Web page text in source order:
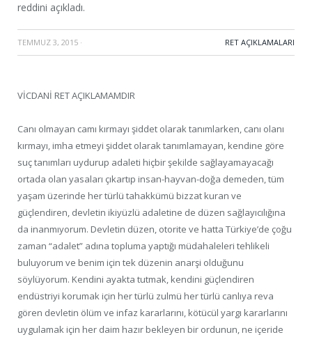
reddini açıkladı.
TEMMUZ 3, 2015 · RET AÇIKLAMALARI
VİCDANİ RET AÇIKLAMAMDIR
Canı olmayan camı kırmayı şiddet olarak tanımlarken, canı olanı
kırmayı, imha etmeyi şiddet olarak tanımlamayan, kendine göre
suç tanımları uydurup adaleti hiçbir şekilde sağlayamayacağı
ortada olan yasaları çıkartıp insan-hayvan-doğa demeden, tüm
yaşam üzerinde her türlü tahakkümü bizzat kuran ve
güçlendiren, devletin ikiyüzlü adaletine de düzen sağlayıcılığına
da inanmıyorum. Devletin düzen, otorite ve hatta Türkiye’de çoğu
zaman “adalet” adına topluma yaptığı müdahaleleri tehlikeli
buluyorum ve benim için tek düzenin anarşi olduğunu
söylüyorum. Kendini ayakta tutmak, kendini güçlendiren
endüstriyi korumak için her türlü zulmü her türlü canlıya reva
gören devletin ölüm ve infaz kararlarını, kötücül yargı kararlarını
uygulamak için her daim hazır bekleyen bir ordunun, ne içeride